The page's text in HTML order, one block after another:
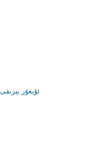
ئۇيغۇر